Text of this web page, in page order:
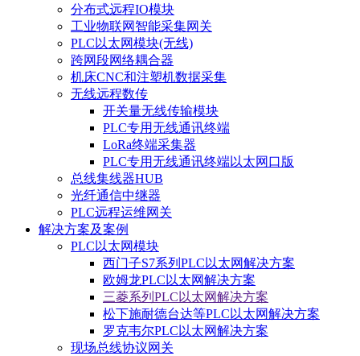
分布式远程IO模块
工业物联网智能采集网关
PLC以太网模块(无线)
跨网段网络耦合器
机床CNC和注塑机数据采集
无线远程数传
开关量无线传输模块
PLC专用无线通讯终端
LoRa终端采集器
PLC专用无线通讯终端以太网口版
总线集线器HUB
光纤通信中继器
PLC远程运维网关
解决方案及案例
PLC以太网模块
西门子S7系列PLC以太网解决方案
欧姆龙PLC以太网解决方案
三菱系列PLC以太网解决方案
松下施耐德台达等PLC以太网解决方案
罗克韦尔PLC以太网解决方案
现场总线协议网关